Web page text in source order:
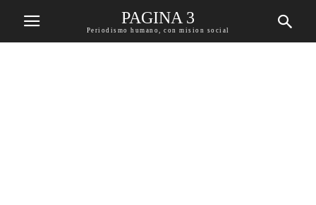
PAGINA 3
Periodismo humano, con mision social